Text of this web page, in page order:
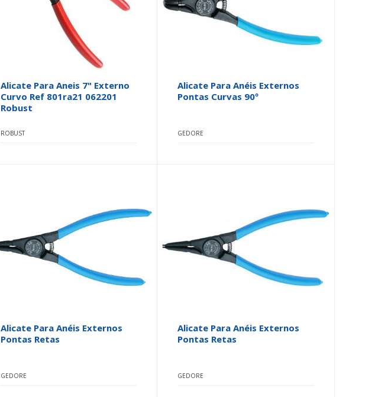
Alicate Para Aneis 7" Externo
Curvo Ref 801ra21 062201
Robust
ROBUST
Alicate Para Anéis Externos
Pontas Curvas 90º
GEDORE
Alicate Para Anéis Externos
Pontas Retas
GEDORE
Alicate Para Anéis Externos
Pontas Retas
GEDORE